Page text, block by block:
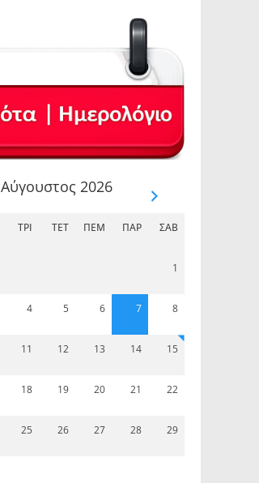
Αύγουστος 2026
ΤΡΊ ΤΕΤ ΠΈΜ ΠΑΡ ΣΆΒ
1
4 5 6 7 8
11 12 13 14 15
18 19 20 21 22
25 26 27 28 29